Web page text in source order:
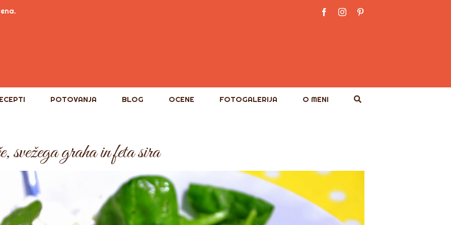
FacebookInstagram
POTOVANJA BLOG OCENE FOTOGALERIJA O MENI
svežega graha in feta sira